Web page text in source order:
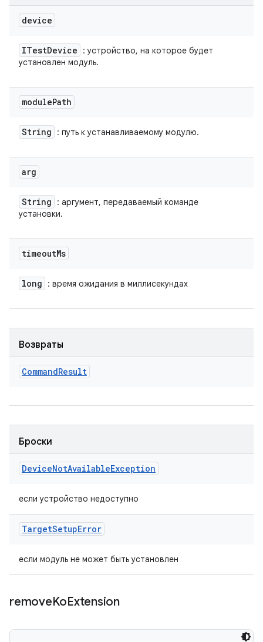
device
ITestDevice
: устройство, на которое будет
установлен модуль.
modulePath
String : путь к устанавливаемому модулю.
arg
String
: аргумент, передаваемый команде
установки.
timeoutMs
long : время ожидания в миллисекундах
Возвраты
CommandResult
Броски
DeviceNotAvailableException
если устройство недоступно
TargetSetupError
если модуль не может быть установлен
removeKoExtension